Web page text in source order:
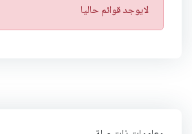
ت
ن
لايوجد قوائم حاليا